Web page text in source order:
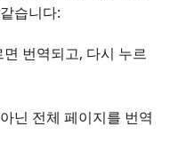
습니다:
번역되고, 다시 누르
닌 전체 페이지를 번역